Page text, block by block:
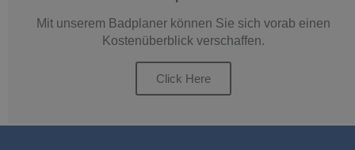
Mit unserem Badplaner können Sie sich vorab einen
Kostenüberblick verschaffen.
Click Here